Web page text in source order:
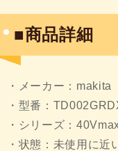
■商品詳細
・メーカー：makita
・型番：
・シリーズ：
・状態：未使用に近